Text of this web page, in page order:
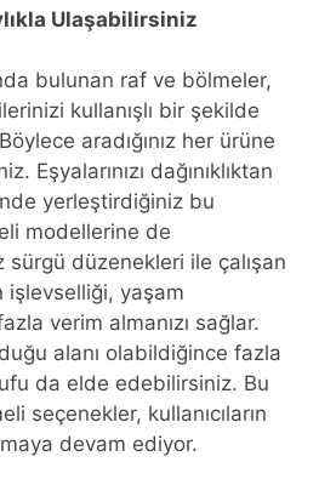
Ulaşabilirsiniz
bulunan raf ve bölmeler,
kullanışlı bir şekilde
aradığınız her ürüne
Eşyalarınızı dağınıklıktan
yerleştirdiğiniz bu
modellerine de
düzenekleri ile çalışan
işlevselliği, yaşam
verim almanızı sağlar.
alanı olabildiğince fazla
da elde edebilirsiniz. Bu
seçenekler, kullanıcıların
devam ediyor.